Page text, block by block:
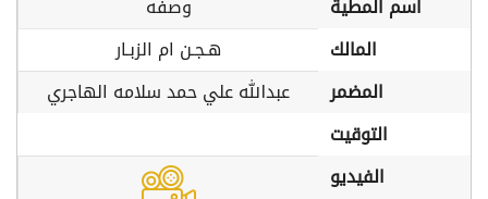
اسم المطية
وصفه
المالك
هـجـن ام الزبـار
المضمر
عبدالله علي حمد سلامه الهاجري
التوقيت
الفيديو